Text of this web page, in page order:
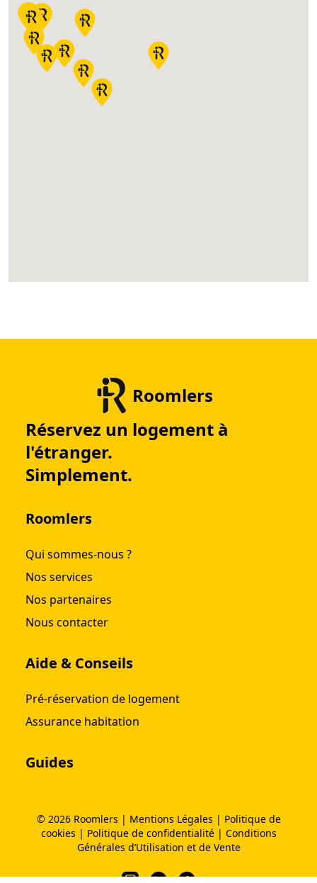
Roomlers
Réservez un logement à
l'étranger.
Simplement.
Roomlers
Qui sommes-nous ?
Nos services
Nos partenaires
Nous contacter
Aide & Conseils
Pré-réservation de logement
Assurance habitation
Guides
© 2026 Roomlers | Mentions Légales | Politique de
cookies | Politique de confidentialité| Conditions
Générales d’Utilisation et de Vente